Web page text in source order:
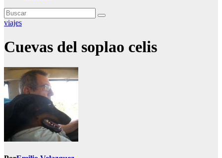
viajes
Cuevas del soplao celis